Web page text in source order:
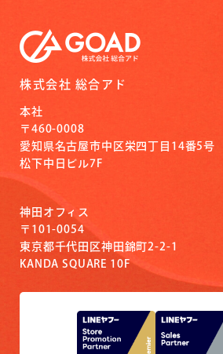
株式会社 総合アド
本社
〒460-0008
愛知県名古屋市中区栄四丁目14番5号
松下中日ビル7F
神田オフィス
〒101-0054
東京都千代田区神田錦町2-2-1
KANDA SQUARE 10F